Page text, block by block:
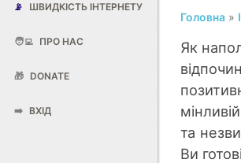
📡 ШВИДКІСТЬ ІНТЕРНЕТУ
🧑‍💻 ПРО НАС
🎁 DONATE
➡️ ВХІД
Головна »
Як
та
Ви